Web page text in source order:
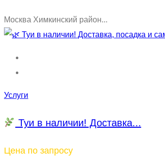
Москва Химкинский район...
Услуги
Туи в наличии! Доставка...
Цена по запросу